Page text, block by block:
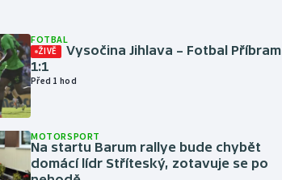
FOTBAL
ŽIVĚ
Vysočina Jihlava – Fotbal Příbram
1:1
Před 1 hod
MOTORSPORT
Na startu Barum rallye bude chybět
domácí lídr Stříteský, zotavuje se po